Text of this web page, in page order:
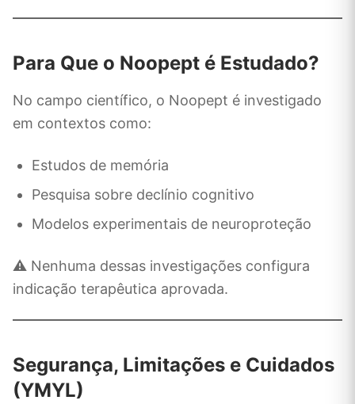
Para Que o Noopept é Estudado?
No campo científico, o Noopept é investigado
em contextos como:
Estudos de memória
Pesquisa sobre declínio cognitivo
Modelos experimentais de neuroproteção
⚠️ Nenhuma dessas investigações configura
indicação terapêutica aprovada.
Segurança, Limitações e Cuidados
(YMYL)